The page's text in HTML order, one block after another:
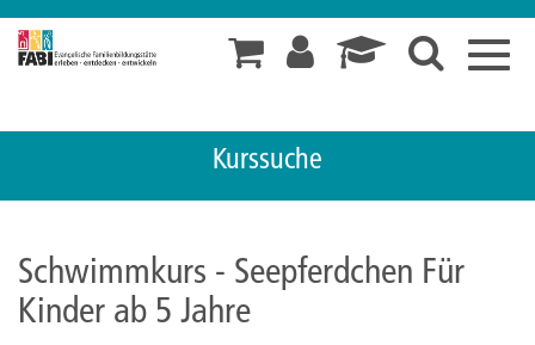
Kurssuche
Schwimmkurs - Seepferdchen Für
Kinder ab 5 Jahre